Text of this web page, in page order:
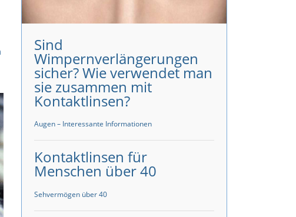
Sind
Wimpernverlängerungen
sicher? Wie verwendet man
sie zusammen mit
Kontaktlinsen?
Augen – Interessante Informationen
Kontaktlinsen für
Menschen über 40
Sehvermögen über 40